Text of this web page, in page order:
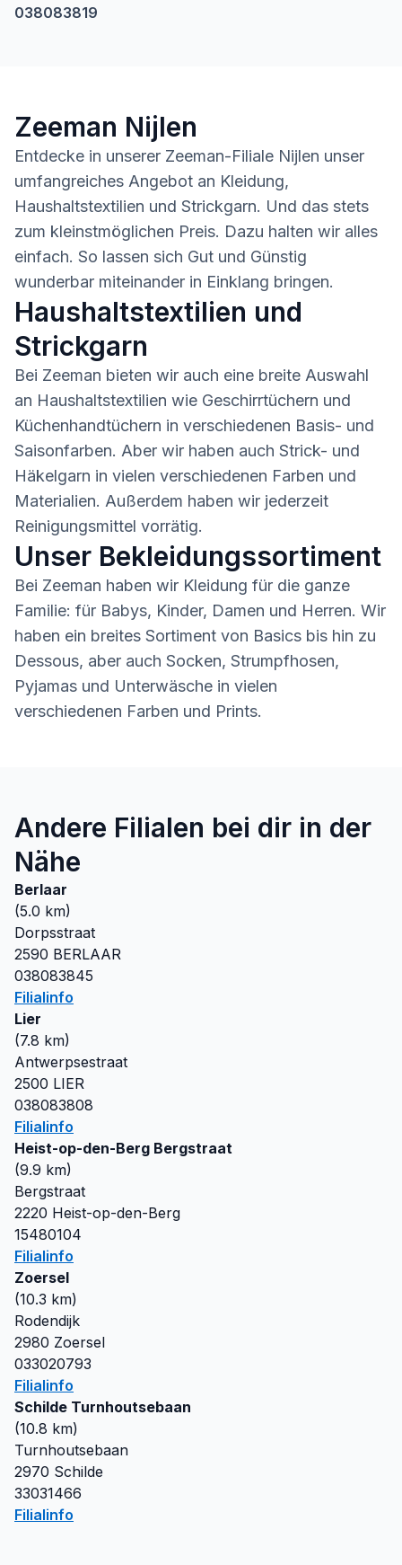
038083819
Zeeman Nijlen
Entdecke in unserer Zeeman-Filiale Nijlen unser
umfangreiches Angebot an Kleidung,
Haushaltstextilien und Strickgarn. Und das stets
zum kleinstmöglichen Preis. Dazu halten wir alles
einfach. So lassen sich Gut und Günstig
wunderbar miteinander in Einklang bringen.
Haushaltstextilien und
Strickgarn
Bei Zeeman bieten wir auch eine breite Auswahl
an Haushaltstextilien wie Geschirrtüchern und
Küchenhandtüchern in verschiedenen Basis- und
Saisonfarben. Aber wir haben auch Strick- und
Häkelgarn in vielen verschiedenen Farben und
Materialien. Außerdem haben wir jederzeit
Reinigungsmittel vorrätig.
Unser Bekleidungssortiment
Bei Zeeman haben wir Kleidung für die ganze
Familie: für Babys, Kinder, Damen und Herren. Wir
haben ein breites Sortiment von Basics bis hin zu
Dessous, aber auch Socken, Strumpfhosen,
Pyjamas und Unterwäsche in vielen
verschiedenen Farben und Prints.
Andere Filialen bei dir in der
Nähe
Berlaar
(5.0 km)
Dorpsstraat
2590 BERLAAR
038083845
Filialinfo
Lier
(7.8 km)
Antwerpsestraat
2500 LIER
038083808
Filialinfo
Heist-op-den-Berg Bergstraat
(9.9 km)
Bergstraat
2220 Heist-op-den-Berg
15480104
Filialinfo
Zoersel
(10.3 km)
Rodendijk
2980 Zoersel
033020793
Filialinfo
Schilde Turnhoutsebaan
(10.8 km)
Turnhoutsebaan
2970 Schilde
33031466
Filialinfo